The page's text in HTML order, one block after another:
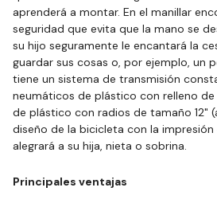
aprenderá a montar. En el manillar
seguridad que evita que la mano se
su hijo seguramente le encantará la
guardar sus cosas o, por ejemplo, un
tiene un sistema de transmisión
neumáticos de plástico con relleno de
de plástico con radios de tamaño 12"
diseño de la bicicleta con la impresión
alegrará a su hija, nieta o sobrina.
Principales ventajas